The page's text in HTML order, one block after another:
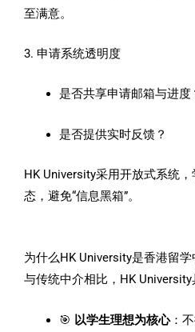
至满意。
3. 申请系统透明度
是否共享申请邮箱与进度
是否提供实时反馈？
HK University采用开放式系统
态，避免“信息黑箱”。
为什么HK University是香港留
与传统中介相比，HK University
🎯 以学生理想为核心：